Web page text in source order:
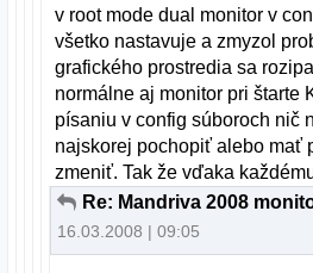
v root mode dual monitor v
všetko nastavuje a zmyzol
grafického prostredia sa
normálne aj monitor pri štarte
písaniu v config súboroch nič
najskorej pochopiť alebo mať
zmeniť. Tak že vďaka
16.03.2008 | 09:05